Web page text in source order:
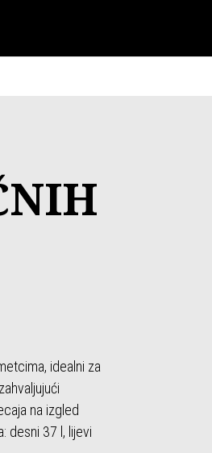
idealni za
na izgled
desni 37 l, lijevi